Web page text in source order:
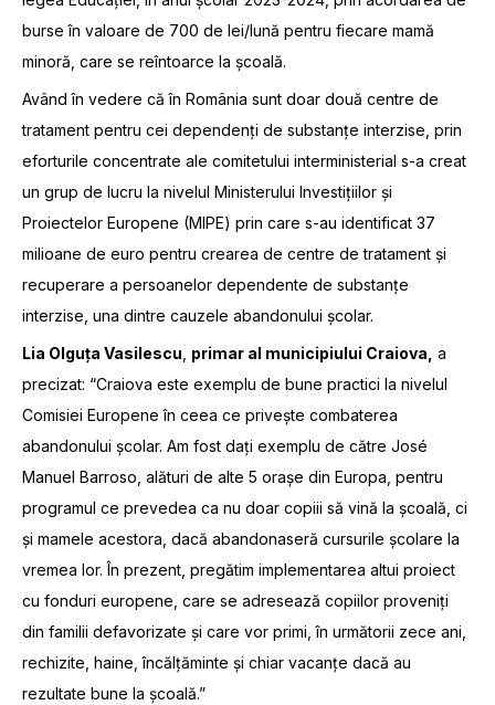
burse în valoare de 700 de lei/lună pentru fiecare mamă
minoră, care se reîntoarce la școală.
Având în vedere că în România sunt doar două centre de
tratament pentru cei dependenți de substanțe interzise, prin
eforturile concentrate ale comitetului interministerial s-a creat
un grup de lucru la nivelul Ministerului Investițiilor și
Proiectelor Europene (MIPE) prin care s-au identificat 37
milioane de euro pentru crearea de centre de tratament și
recuperare a persoanelor dependente de substanțe
interzise, una dintre cauzele abandonului școlar.
Lia Olguța Vasilescu, primar al municipiului Craiova, a
precizat: “Craiova este exemplu de bune practici la nivelul
Comisiei Europene în ceea ce privește combaterea
abandonului școlar. Am fost dați exemplu de către José
Manuel Barroso, alături de alte 5 orașe din Europa, pentru
programul ce prevedea ca nu doar copiii să vină la școală, ci
și mamele acestora, dacă abandonaseră cursurile școlare la
vremea lor. În prezent, pregătim implementarea altui proiect
cu fonduri europene, care se adresează copiilor proveniți
din familii defavorizate și care vor primi, în următorii zece ani,
rechizite, haine, încălțăminte și chiar vacanțe dacă au
rezultate bune la școală.”